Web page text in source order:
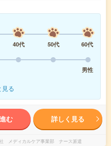
40代 50代
60代
男性
見る
む 詳しく見る
メディカルケア事業部 ナース派遣